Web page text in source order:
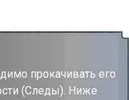
прокачивать его
(Следы). Ниже